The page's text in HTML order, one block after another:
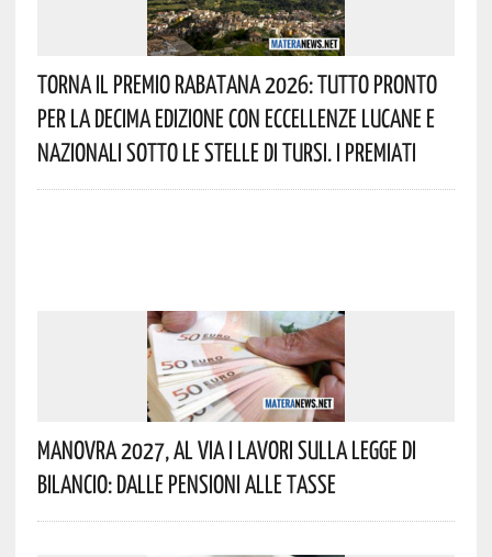
Torna Il Premio Rabatana 2026: Tutto Pronto
Per La Decima Edizione Con Eccellenze Lucane E
Nazionali Sotto Le Stelle Di Tursi. I Premiati
Manovra 2027, Al Via I Lavori Sulla Legge Di
Bilancio: Dalle Pensioni Alle Tasse